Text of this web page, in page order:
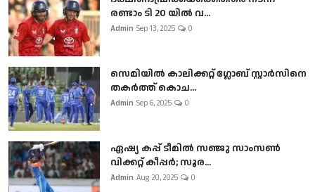
രണ്ടാം ടി 20 യിൽ വ...
Admin Sep 13, 2025 0
സെമിയിൽ കാലിക്കറ്റ് ഗ്ലോബ് സ്റ്റാർസിനെ
തകർത്ത് കൊച...
Admin Sep 6, 2025 0
ഏഷ്യ കപ്പ് ടീമിൽ സഞ്ജു സാംസൺ
വിക്കറ്റ് കീപ്പർ; സൂര...
Admin Aug 20, 2025 0